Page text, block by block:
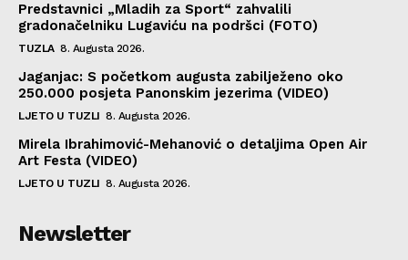
Predstavnici „Mladih za Sport“ zahvalili
gradonačelniku Lugaviću na podršci (FOTO)
TUZLA 8. Augusta 2026.
Jaganjac: S početkom augusta zabilježeno oko
250.000 posjeta Panonskim jezerima (VIDEO)
LJETO U TUZLI 8. Augusta 2026.
Mirela Ibrahimović-Mehanović o detaljima Open Air
Art Festa (VIDEO)
LJETO U TUZLI 8. Augusta 2026.
Newsletter